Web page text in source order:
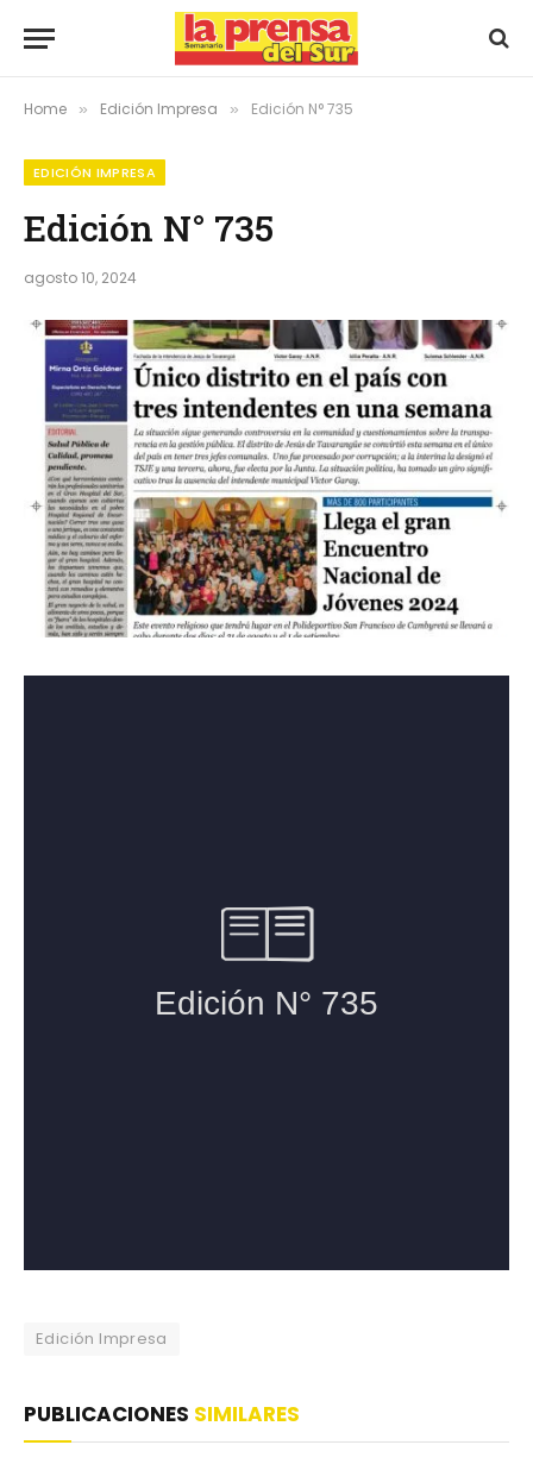
Home » Edición Impresa » Edición N° 735
EDICIÓN IMPRESA
Edición N° 735
agosto 10, 2024
Edición Impresa
PUBLICACIONES SIMILARES